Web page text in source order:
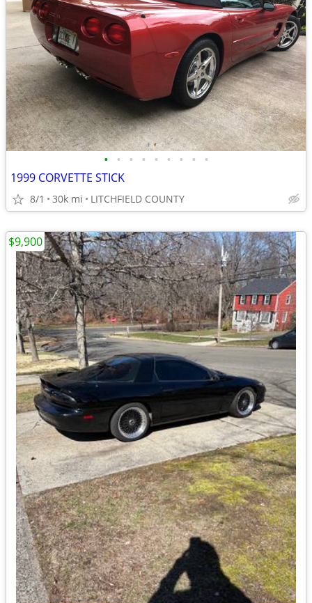
• • • • • • • • •
1999 CORVETTE STICK
8/1 30k mi LITCHFIELD COUNTY
$9,900